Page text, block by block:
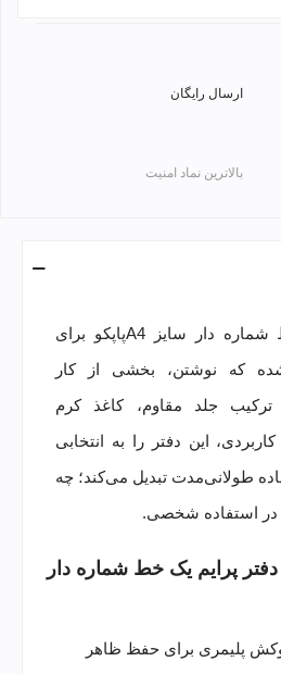
ارسال رایگان
بالاترین نماد امنیت
دفتر پرایم یک خط شماره دار سایز A4پاپکو برای
که نوشتن، بخشی از کار
جلد مقاوم، کاغذ کرم
این دفتر را به انتخابی
طولانی‌مدت تبدیل می‌کند؛ چه
در استفاده شخصی.
پرایم یک خط شماره دار
پلیمری برای حفظ ظاهر